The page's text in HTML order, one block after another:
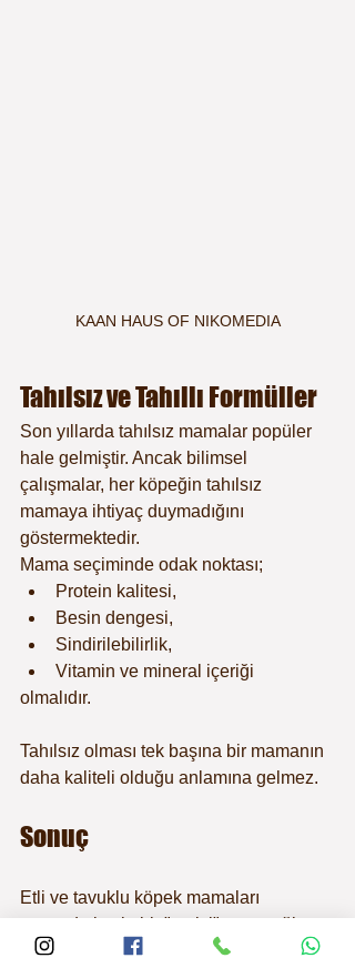
KAAN HAUS OF NIKOMEDIA
Tahılsız ve Tahıllı Formüller
Son yıllarda tahılsız mamalar popüler
hale gelmiştir. Ancak bilimsel
çalışmalar, her köpeğin tahılsız
mamaya ihtiyaç duymadığını
göstermektedir.
Mama seçiminde odak noktası;
Protein kalitesi,
Besin dengesi,
Sindirilebilirlik,
Vitamin ve mineral içeriği
olmalıdır.
Tahılsız olması tek başına bir mamanın
daha kaliteli olduğu anlamına gelmez.
Sonuç
Etli ve tavuklu köpek mamaları
arasında kesin bir "en iyi" seçeneği
belirlemek mümkün değildir. Kaliteli